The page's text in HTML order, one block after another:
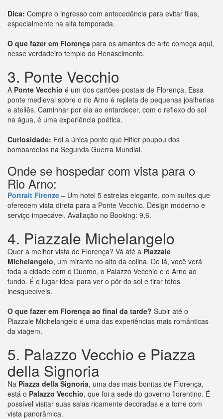
Dica: Compre o ingresso com antecedência para evitar filas,
especialmente na alta temporada.
O que fazer em Florença para os amantes de arte começa aqui,
nesse verdadeiro templo do Renascimento.
3. Ponte Vecchio
A Ponte Vecchio é um dos cartões-postais de Florença. Essa
ponte medieval sobre o rio Arno é repleta de pequenas joalherias
e ateliês. Caminhar por ela ao entardecer, com o reflexo do sol
na água, é uma experiência poética.
Curiosidade: Foi a única ponte que Hitler poupou dos
bombardeios na Segunda Guerra Mundial.
Onde se hospedar com vista para o
Rio Arno:
Portrait Firenze – Um hotel 5 estrelas elegante, com suítes que
oferecem vista direta para a Ponte Vecchio. Design moderno e
serviço impecável. Avaliação no Booking: 9,6.
4. Piazzale Michelangelo
Quer a melhor vista de Florença? Vá até a Piazzale
Michelangelo, um mirante no alto da colina. De lá, você verá
toda a cidade com o Duomo, o Palazzo Vecchio e o Arno ao
fundo. É o lugar ideal para ver o pôr do sol e tirar fotos
inesquecíveis.
O que fazer em Florença ao final da tarde? Subir até o
Piazzale Michelangelo é uma das experiências mais românticas
da viagem.
5. Palazzo Vecchio e Piazza
della Signoria
Na Piazza della Signoria, uma das mais bonitas de Florença,
está o Palazzo Vecchio, que foi a sede do governo florentino. É
possível visitar suas salas ricamente decoradas e a torre com
vista panorâmica.